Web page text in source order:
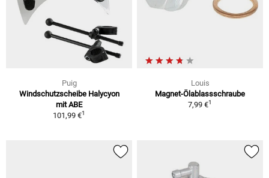
Puig
Windschutzscheibe Halycyon
mit ABE
101,99 €1
Louis
Magnet-Ölablassschraube
7,99 €1